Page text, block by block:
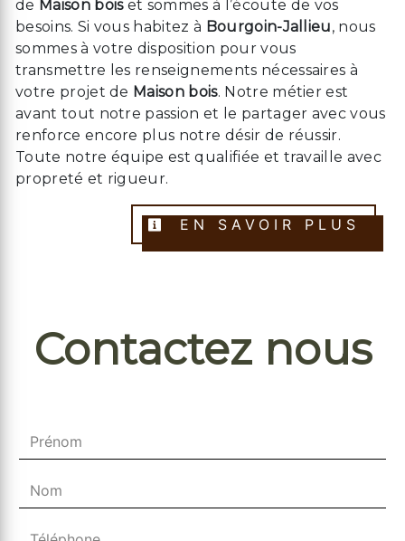
de Maison boiset sommes à l’écoute de vos
besoins. Si vous habitez à Bourgoin-Jallieu, nous
sommes à votre disposition pour vous
transmettre les renseignements nécessaires à
votre projet de Maison bois. Notre métier est
avant tout notre passion et le partager avec vous
renforce encore plus notre désir de réussir.
Toute notre équipe est qualifiée et travaille avec
propreté et rigueur.
EN SAVOIR PLUS
Contactez nous